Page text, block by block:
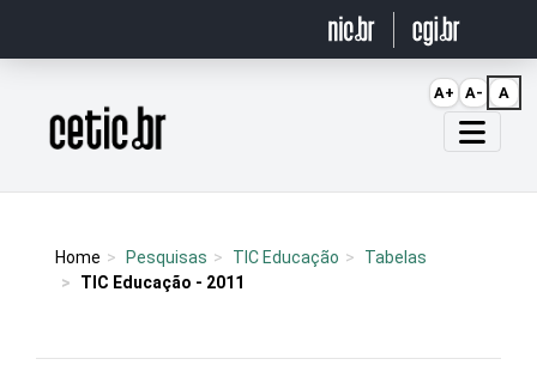
Página inicial
Home Pesquisas TIC Educação
Tabelas
TIC Educação - 2011
A+ A- A